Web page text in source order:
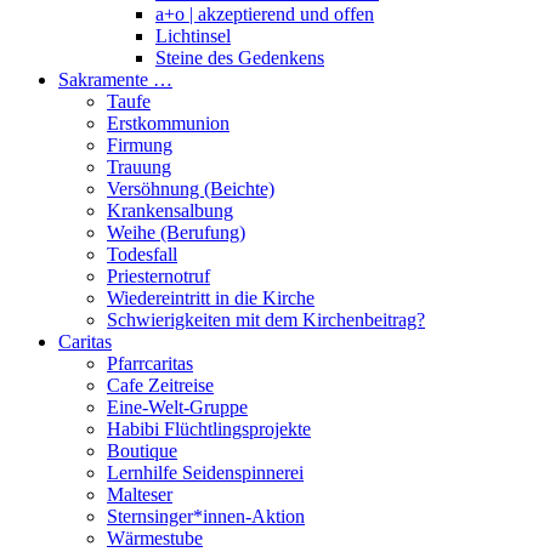
a+o | akzeptierend und offen
Lichtinsel
Steine des Gedenkens
Sakramente …
Taufe
Erstkommunion
Firmung
Trauung
Versöhnung (Beichte)
Krankensalbung
Weihe (Berufung)
Todesfall
Priesternotruf
Wiedereintritt in die Kirche
Schwierigkeiten mit dem Kirchenbeitrag?
Caritas
Pfarrcaritas
Cafe Zeitreise
Eine-Welt-Gruppe
Habibi Flüchtlingsprojekte
Boutique
Lernhilfe Seidenspinnerei
Malteser
Sternsinger*innen-Aktion
Wärmestube